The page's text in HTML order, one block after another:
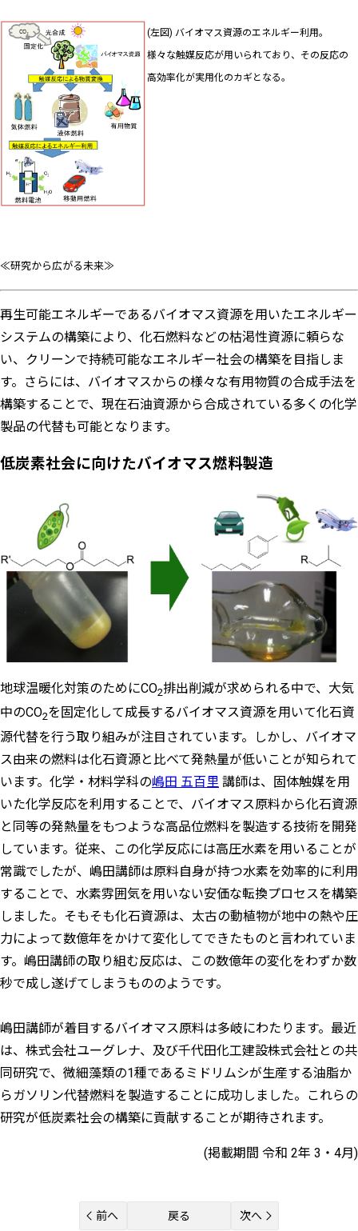
(左図) バイオマス資源のエネルギー利用。
様々な触媒反応が用いられており、その反応の
高効率化が実用化のカギとなる。
≪研究から広がる未来≫
再生可能エネルギーであるバイオマス資源を用いたエネルギー
システムの構築により、化石燃料などの枯渇性資源に頼らな
い、クリーンで持続可能なエネルギー社会の構築を目指しま
す。さらには、バイオマスからの様々な有用物質の合成手法を
構築することで、現在石油資源から合成されている多くの化学
製品の代替も可能となります。
低炭素社会に向けたバイオマス燃料製造
地球温暖化対策のためにCO2排出削減が求められる中で、大気
中のCO2を固定化して成長するバイオマス資源を用いて化石資
源代替を行う取り組みが注目されています。しかし、バイオマ
ス由来の燃料は化石資源と比べて発熱量が低いことが知られて
います。化学・材料学科の嶋田 五百里 講師は、固体触媒を用
いた化学反応を利用することで、バイオマス原料から化石資源
と同等の発熱量をもつような高品位燃料を製造する技術を開発
しています。従来、この化学反応には高圧水素を用いることが
常識でしたが、嶋田講師は原料自身が持つ水素を効率的に利用
することで、水素雰囲気を用いない安価な転換プロセスを構築
しました。そもそも化石資源は、太古の動植物が地中の熱や圧
力によって数億年をかけて変化してできたものと言われていま
す。嶋田講師の取り組む反応は、この数億年の変化をわずか数
秒で成し遂げてしまうもののようです。
嶋田講師が着目するバイオマス原料は多岐にわたります。最近
は、株式会社ユーグレナ、及び千代田化工建設株式会社との共
同研究で、微細藻類の1種であるミドリムシが生産する油脂か
らガソリン代替燃料を製造することに成功しました。これらの
研究が低炭素社会の構築に貢献することが期待されます。
(掲載期間 令和 2年 3・4月)
前へ 戻る 次へ